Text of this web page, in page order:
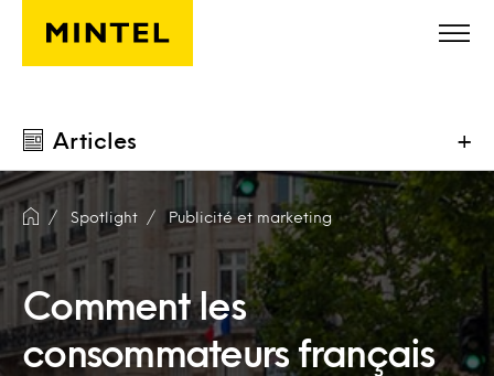
Skip to main content
Articles +
Spotlight Publicité et marketing
Comment les
consommateurs français